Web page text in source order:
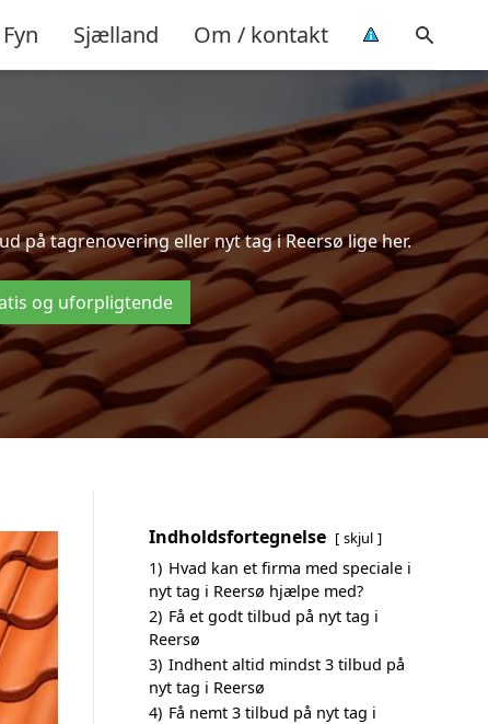
Fyn Sjælland Om / kontakt
på tagrenovering eller nyt tag i Reersø lige her.
og uforpligtende
Indholdsfortegnelse skjul
1) Hvad kan et firma med speciale i
nyt tag i Reersø hjælpe med?
2) Få et godt tilbud på nyt tag i
Reersø
3) Indhent altid mindst 3 tilbud på
nyt tag i Reersø
4) Få nemt 3 tilbud på nyt tag i